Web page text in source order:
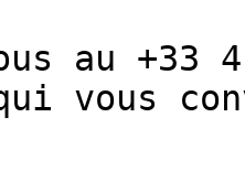
au
vous